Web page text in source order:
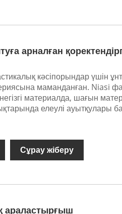
арналған
кәсіпорындар үшін
маманданған. Niasi
материалда, шағын
елеулі ауытқулары
Сұрау жіберу
араластырғыш